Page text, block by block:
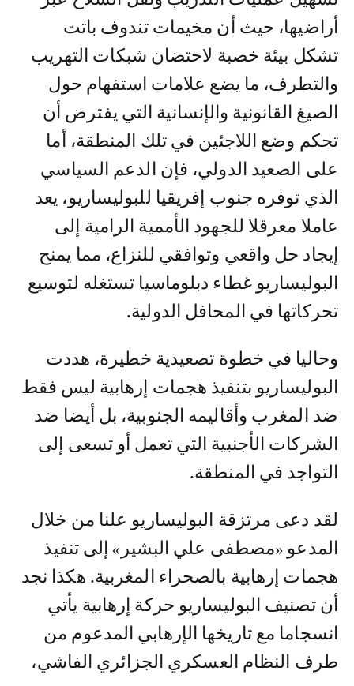
أراضيها، حيث أن مخيمات تندوف باتت
تشكل بيئة خصبة لاحتضان شبكات التهريب
والتطرف، ما يضع علامات استفهام حول
الصيغ القانونية والإنسانية التي يفترض أن
تحكم وضع اللاجئين في تلك المنطقة، أما
على الصعيد الدولي، فإن الدعم السياسي
الذي توفره جنوب إفريقيا للبوليساريو، يعد
عاملا معرقلا للجهود الأممية الرامية إلى
إيجاد حل واقعي وتوافقي للنزاع، مما يمنح
البوليساريو غطاء دبلوماسيا تستغله لتوسيع
تحركاتها في المحافل الدولية.‎
وحاليا في خطوة تصعيدية خطيرة، هددت
البوليساريو بتنفيذ هجمات إرهابية ليس فقط
ضد المغرب وأقاليمه الجنوبية، بل أيضا ضد
الشركات الأجنبية التي تعمل أو تسعى إلى
التواجد في المنطقة.‎
لقد دعى مرتزقة البوليساريو علنا من خلال
المدعو «مصطفى علي البشير» إلى تنفيذ
هجمات إرهابية بالصحراء المغربية. ‎هكذا نجد
أن تصنيف البوليساريو حركة إرهابية يأتي
انسجاما مع تاريخها الإرهابي المدعوم من
طرف النظام العسكري الجزائري الفاشي،